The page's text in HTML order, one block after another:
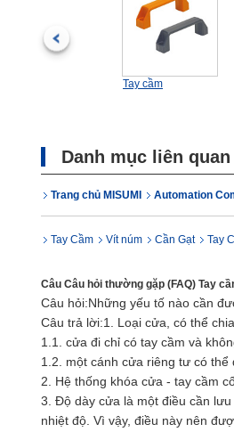
Tay cầm
Danh mục liên
Trang chủ MISUMI Automation
Tay Cầm Vít núm Cần Gạt Tay
Câu Câu hỏi thường gặp (FAQ) Tay
Câu hỏi:Những yếu tố nào cần
Câu trả lời:1. Loại cửa, có thể
1.1. cửa đi chỉ có tay cầm và
1.2. một cánh cửa riêng tư có
2. Hệ thống khóa cửa - tay cầm
3. Độ dày cửa là một điều cần
nhiệt độ. Vì vậy, điều này nên